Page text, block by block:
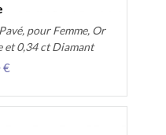
pour Femme, Or
et 0,34 ct Diamant
€